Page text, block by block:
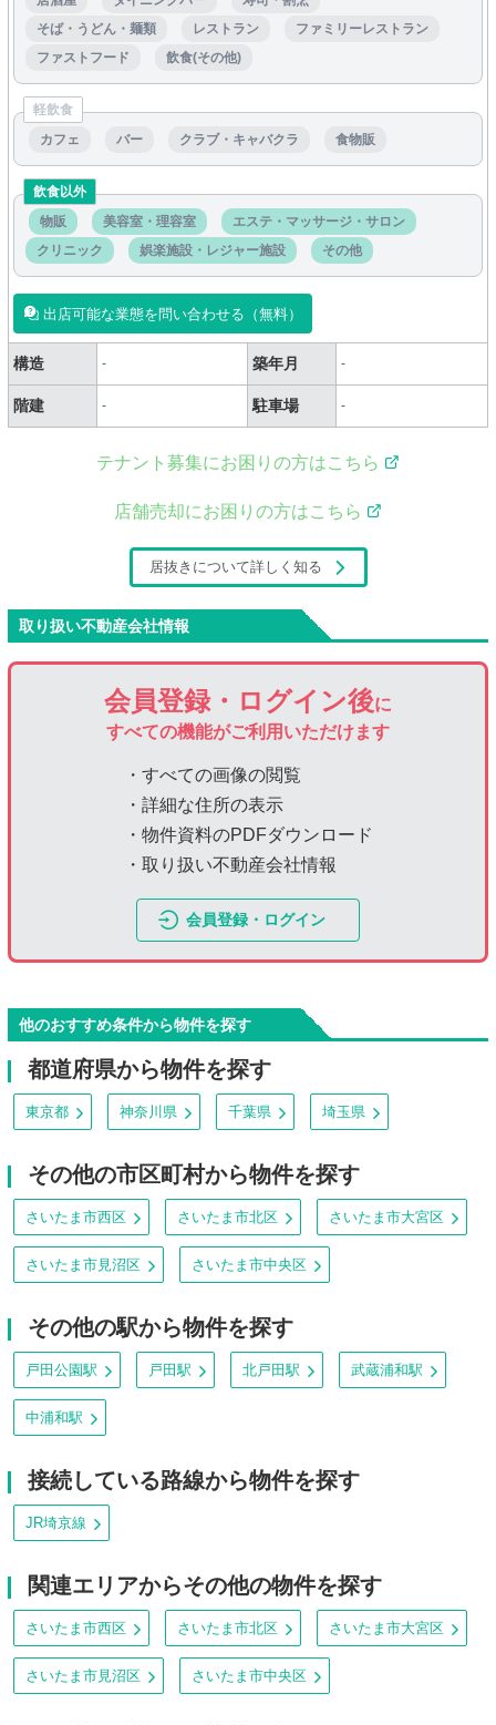
そば・うどん・麺類
レストラン
ファミリーレストラン
ファストフード
飲食(その他)
軽飲食
カフェ
バー クラブ・キャバクラ 食物販
飲食以外
物販
美容室・理容室
エステ・マッサージ・サロン
クリニック
娯楽施設・レジャー施設 その他
出店可能な業態を問い合わせる（無料）
構造 - 築年月 -
階建 - 駐車場 -
テナント募集にお困りの方はこちら
店舗売却にお困りの方はこちら
居抜きについて詳しく知る
取り扱い不動産会社情報
会員登録・ログイン後に
すべての機能がご利用いただけます
・すべての画像の閲覧
・詳細な住所の表示
・物件資料のPDFダウンロード
・取り扱い不動産会社情報
会員登録・ログイン
他のおすすめ条件から物件を探す
都道府県から物件を探す
東京都 神奈川県 千葉県 埼玉県
その他の市区町村から物件を探す
さいたま市西区 さいたま市北区 さいたま市大宮区
さいたま市見沼区 さいたま市中央区
その他の駅から物件を探す
戸田公園駅 戸田駅 北戸田駅 武蔵浦和駅
中浦和駅
接続している路線から物件を探す
JR埼京線
関連エリアからその他の物件を探す
さいたま市西区 さいたま市北区 さいたま市大宮区
さいたま市見沼区 さいたま市中央区